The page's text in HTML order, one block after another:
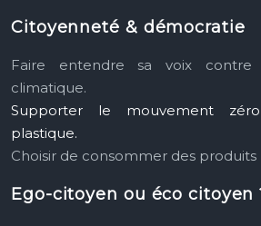
Citoyenneté & démocratie
Faire entendre sa voix contre
climatique.
Supporter le mouvement
plastique.
Choisir de consommer des produits
Ego-citoyen ou éco citoyen